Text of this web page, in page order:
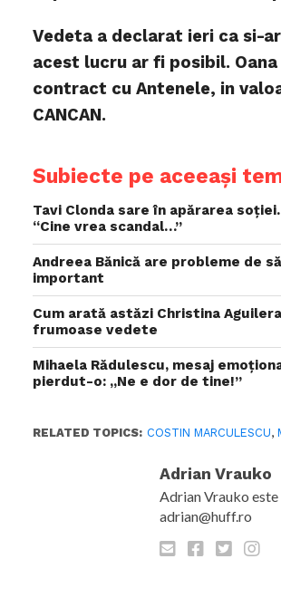
Vedeta a declarat ieri ca si-
acest lucru ar fi posibil.
contract cu Antenele, in
CANCAN.
Subiecte pe aceeași
Tavi Clonda sare în apărarea
“Cine vrea scandal…”
Andreea Bănică are probleme de
important
Cum arată astăzi Christina
frumoase vedete
Mihaela Rădulescu, mesaj
pierdut-o: „Ne e dor de tine!”
RELATED TOPICS: COSTIN MARCULESCU,
Adrian Vrauko
Adrian Vrauko
adrian@huff.ro